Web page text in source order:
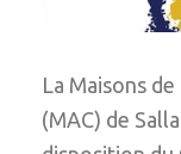
La Maisons
(MAC) de